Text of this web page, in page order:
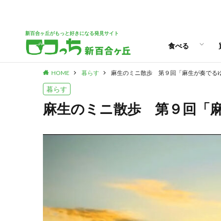
新百合ヶ丘がもっと好きになる発見サイト
食べる
ランチ
スイーツ
HOME 暮らす 麻生のミニ散歩 第９回「麻生が奏でる
暮らす
麻生のミニ散歩 第９回「